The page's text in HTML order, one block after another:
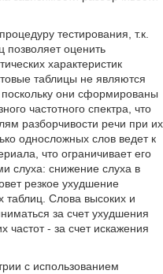
тестирования, т.к.
позволяет оценить
характеристик
таблицы не являются
они сформированы
частотного спектра, что
разборчивости речи при их
односложных слов ведет к
что ограничивает его
слуха: снижение слуха в
резкое ухудшение
таблиц. Слова высоких и
за счет ухудшения
частот - за счет искажения
с использованием